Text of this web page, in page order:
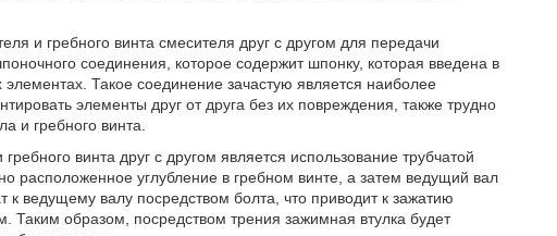
и гребного винта смесителя друг с другом для передачи
соединения, которое содержит шпонку, которая введена в
Такое соединение зачастую является наиболее
элементы друг от друга без их повреждения, также трудно
и гребного винта.
винта друг с другом является использование трубчатой
расположенное углубление в гребном винте, а затем ведущий вал
к ведущему валу посредством болта, что приводит к зажатию
образом, посредством трения зажимная втулка будет